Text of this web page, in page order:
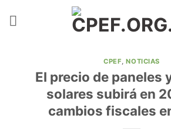
CPEF,NOTICIAS
El precio de paneles
solares subirá en
cambios fiscales